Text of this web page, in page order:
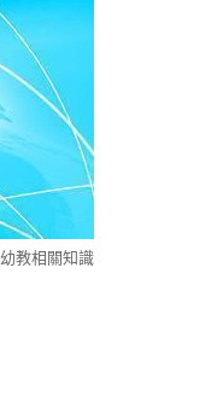
幼教相關知識